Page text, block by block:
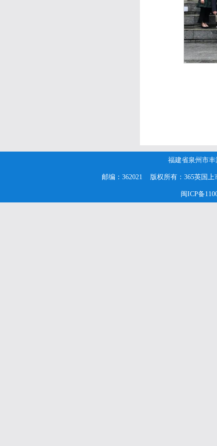
福建省泉州市
邮编：362021 版权所有：365英国
闽ICP备